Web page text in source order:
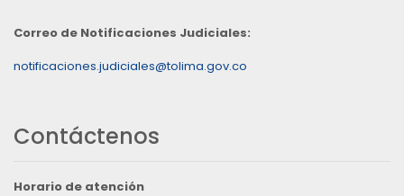
Correo de Notificaciones Judiciales:
notificaciones.judiciales@tolima.gov.co
Contáctenos
Horario de atención